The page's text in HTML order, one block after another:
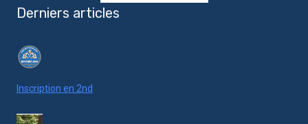
Derniers articles
Inscription en 2nd